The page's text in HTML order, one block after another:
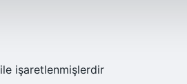
ile işaretlenmişlerdir